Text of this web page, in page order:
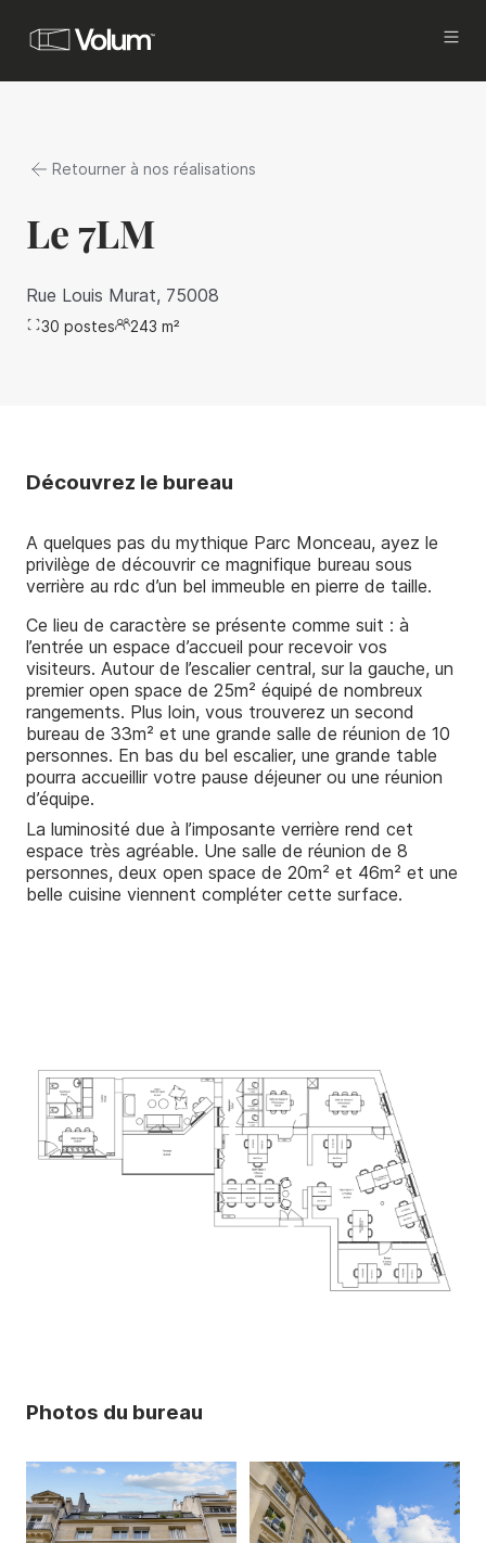
vous cherchez à commercialiser
et mettre en gestion vos actifs, tout en
Locataires
Nos outils
Retourner à nos réalisations
Le 7LM
Rue Louis Murat, 75008
30 postes 243 m²
Découvrez le bureau
A quelques pas du mythique Parc Monceau, ayez le
privilège de découvrir ce magnifique bureau sous
verrière au rdc d’un bel immeuble en pierre de taille.
Ce lieu de caractère se présente comme suit : à
l’entrée un espace d’accueil pour recevoir vos
visiteurs. Autour de l’escalier central, sur la gauche, un
premier open space de 25m² équipé de nombreux
rangements. Plus loin, vous trouverez un second
bureau de 33m² et une grande salle de réunion de 10
personnes. En bas du bel escalier, une grande table
pourra accueillir votre pause déjeuner ou une réunion
d’équipe.
La luminosité due à l’imposante verrière rend cet
espace très agréable. Une salle de réunion de 8
personnes, deux open space de 20m² et 46m² et une
belle cuisine viennent compléter cette surface.
Photos du bureau